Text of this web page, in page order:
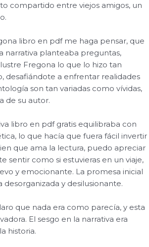
compartido entre viejos amigos, un
libro en pdf me haga pensar, que
narrativa planteaba preguntas,
Fregona lo que lo hizo tan
desafiándote a enfrentar realidades
son tan variadas como vívidas,
de su autor.
libro en pdf gratis equilibraba con
lo que hacía que fuera fácil invertir
que ama la lectura, puedo apreciar
sentir como si estuvieras en un viaje,
y emocionante. La promesa inicial
y desilusionante.
que nada era como parecía, y esta
El sesgo en la narrativa era
historia.